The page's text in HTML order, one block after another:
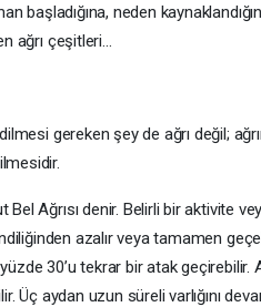
başladığına, neden
ağrı çeşitleri...
gereken şey de ağrı değil;
Ağrısı denir. Belirli bir aktivite
azalır veya tamamen
30’u tekrar bir atak
aydan uzun süreli varlığını